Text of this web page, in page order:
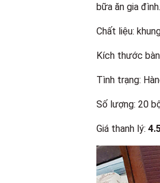
bữa ăn gia đình.
Chất liệu:
Kích thước
Tình trạng:
Số lượng: 20
Giá thanh lý: